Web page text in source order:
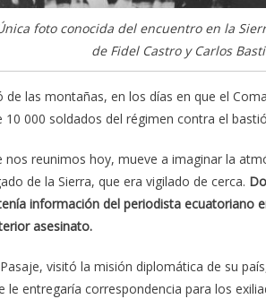
foto conocida del encuentro en la
de Fidel Castro y Carlos
las montañas, en los días en que el
000 soldados del régimen contra el
reunimos hoy, mueve a imaginar la
de la Sierra, que era vigilado de cerca.
información del periodista ecuatoriano
asesinato.
visitó la misión diplomática de su
entregaría correspondencia para los